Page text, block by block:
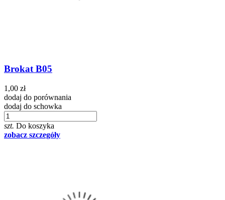
Brokat B05
1,00 zł
dodaj do porównania
dodaj do schowka
szt. Do koszyka
zobacz szczegóły